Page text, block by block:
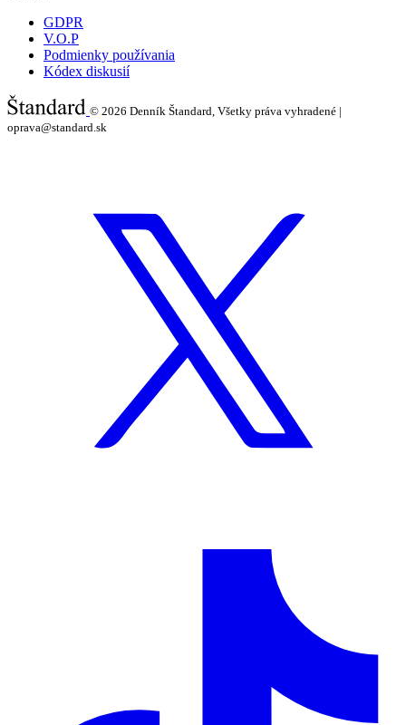
GDPR
V.O.P
Podmienky používania
Kódex diskusií
© 2026 Denník Štandard, Všetky práva vyhradené |
oprava@standard.sk